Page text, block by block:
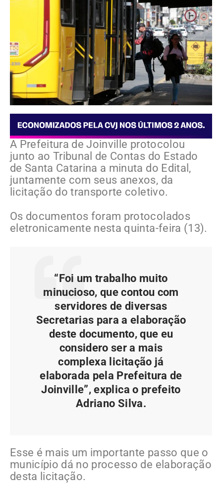
A Prefeitura de Joinville protocolou
junto ao Tribunal de Contas do Estado
de Santa Catarina a minuta do Edital,
juntamente com seus anexos, da
licitação do transporte coletivo.
Os documentos foram protocolados
eletronicamente nesta quinta-feira (13).
“Foi um trabalho muito
minucioso, que contou com
servidores de diversas
Secretarias para a elaboração
deste documento, que eu
considero ser a mais
complexa licitação já
elaborada pela Prefeitura de
Joinville”, explica o prefeito
Adriano Silva.
Esse é mais um importante passo que o
município dá no processo de elaboração
desta licitação.